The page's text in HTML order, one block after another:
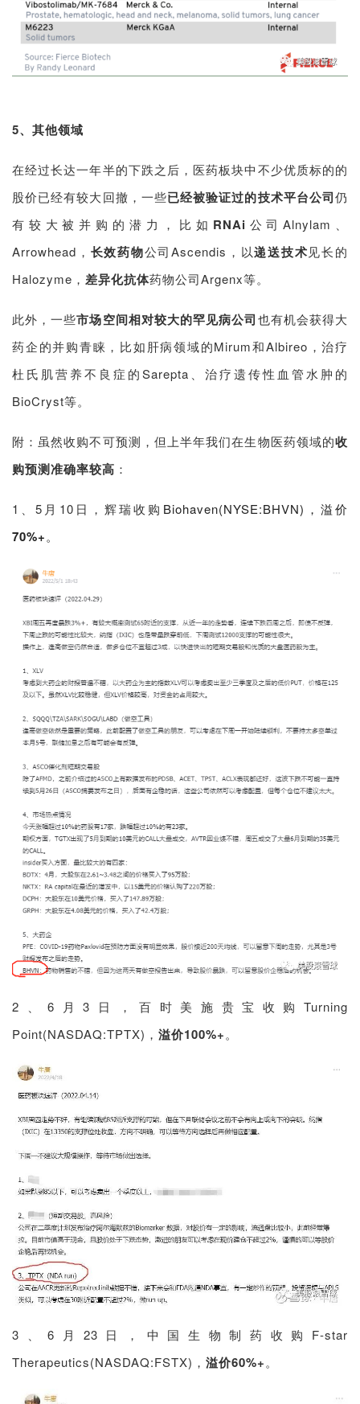
5、其他领域
在经过长达一年半的下跌之后，医药板块中不少优质标的的
股价已经有较大回撤，一些已经被验证过的技术平台公司仍
有较大被并购的潜力，比如 RNAi 公司Alnylam、
Arrowhead， 长效药物公司Ascendis，以递送技术见长的
Halozyme， 差异化抗体药物公司Argenx等。
此外，一些市场空间相对较大的罕见病公司也有机会获得大
药企的并购青睐，比如肝病领域的Mirum和Albireo，治疗
杜氏肌营养不良症的Sarepta、治疗遗传性血管水肿的
BioCryst等。
附：虽然收购不可预测，但上半年我们在生物医药领域的收
购预测准确率较高 ：
1、5月10日，辉瑞收购 Biohaven(NYSE:BHVN)，溢价
70%+。
2、6月3日，百时美施贵宝收购 Turning
Point(NASDAQ:TPTX)， 溢价100%+。
3、6月23日，中国生物制药收购F-star
Therapeutics(NASDAQ:FSTX)， 溢价60%+。